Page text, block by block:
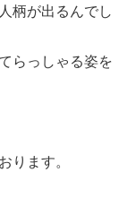
柄が出るんでし
らっしゃる姿を
ります。